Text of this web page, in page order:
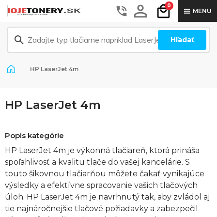
0
MENU
Hľadať
HP LaserJet 4m
HP LaserJet 4m
Popis kategórie
HP LaserJet 4m je výkonná tlačiareň, ktorá prináša
spoľahlivosť a kvalitu tlače do vašej kancelárie. S
touto šikovnou tlačiarňou môžete čakať vynikajúce
výsledky a efektívne spracovanie vašich tlačových
úloh. HP LaserJet 4m je navrhnutý tak, aby zvládol aj
tie najnáročnejšie tlačové požiadavky a zabezpečil